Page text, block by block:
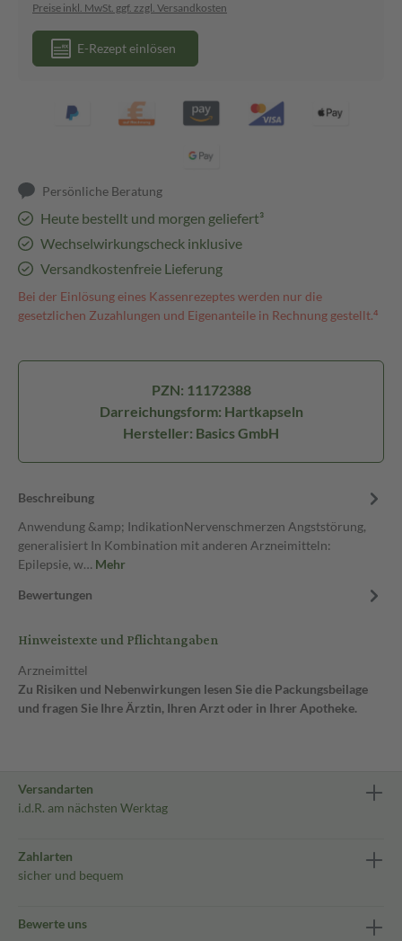
Preise inkl. MwSt. ggf. zzgl. Versandkosten
E-Rezept einlösen
Persönliche Beratung
Heute bestellt und morgen geliefert³
Wechselwirkungscheck inklusive
Versandkostenfreie Lieferung
Bei der Einlösung eines Kassenrezeptes werden nur die
gesetzlichen Zuzahlungen und Eigenanteile in Rechnung gestellt.⁴
PZN: 11172388
Darreichungsform: Hartkapseln
Hersteller: Basics GmbH
Beschreibung
Anwendung &amp; IndikationNervenschmerzen Angststörung,
generalisiert In Kombination mit anderen Arzneimitteln:
Epilepsie, w… Mehr
Bewertungen
Hinweistexte und Pflichtangaben
Arzneimittel
Zu Risiken und Nebenwirkungen lesen Sie die Packungsbeilage
und fragen Sie Ihre Ärztin, Ihren Arzt oder in Ihrer Apotheke.
Versandarten
i.d.R. am nächsten Werktag
Zahlarten
sicher und bequem
Bewerte uns